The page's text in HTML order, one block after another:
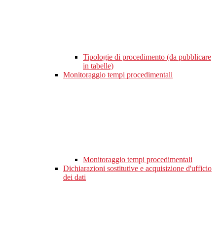
Tipologie di procedimento (da pubblicare
in tabelle)
Monitoraggio tempi procedimentali
Monitoraggio tempi procedimentali
Dichiarazioni sostitutive e acquisizione d'ufficio
dei dati